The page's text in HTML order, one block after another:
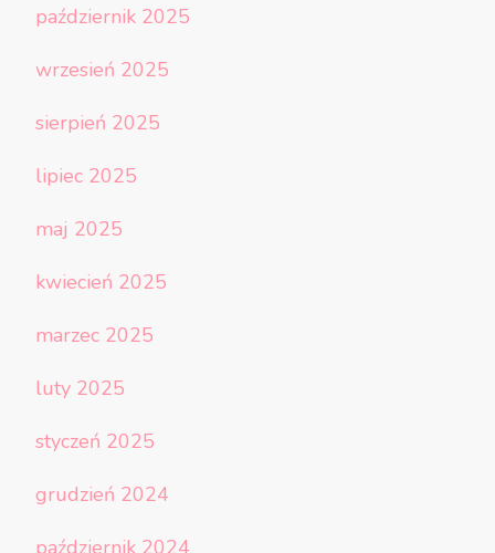
październik 2025
wrzesień 2025
sierpień 2025
lipiec 2025
maj 2025
kwiecień 2025
marzec 2025
luty 2025
styczeń 2025
grudzień 2024
październik 2024